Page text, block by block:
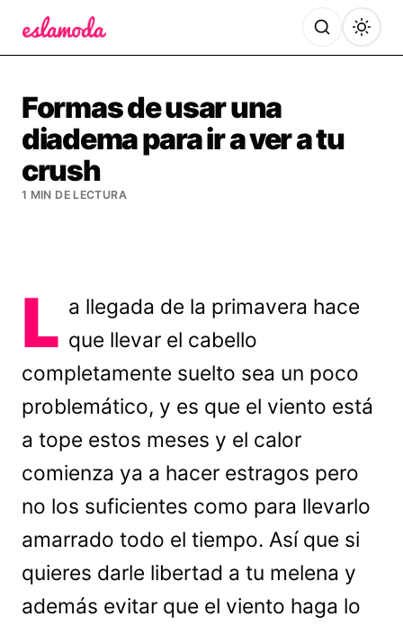
Formas de usar una
diadema para ir a ver a tu
crush
1 MIN DE LECTURA
L a llegada de la primavera hace
que llevar el cabello
completamente suelto sea un poco
problemático, y es que el viento está
a tope estos meses y el calor
comienza ya a hacer estragos pero
no los suficientes como para llevarlo
amarrado todo el tiempo. Así que si
quieres darle libertad a tu melena y
además evitar que el viento haga lo